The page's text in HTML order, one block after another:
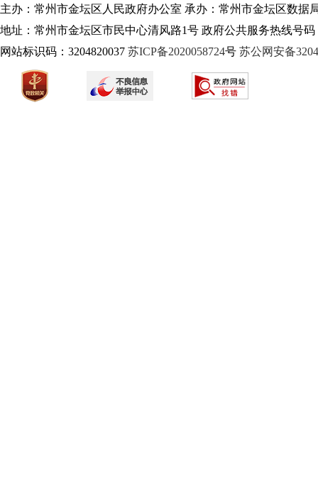
主办：常州市金坛区人民政府办公室 承办：常州市金坛区数据
地址：常州市金坛区市民中心清风路1号 政府公共服务热线号码
网站标识码：3204820037 苏ICP备2020058724号 苏公网安备